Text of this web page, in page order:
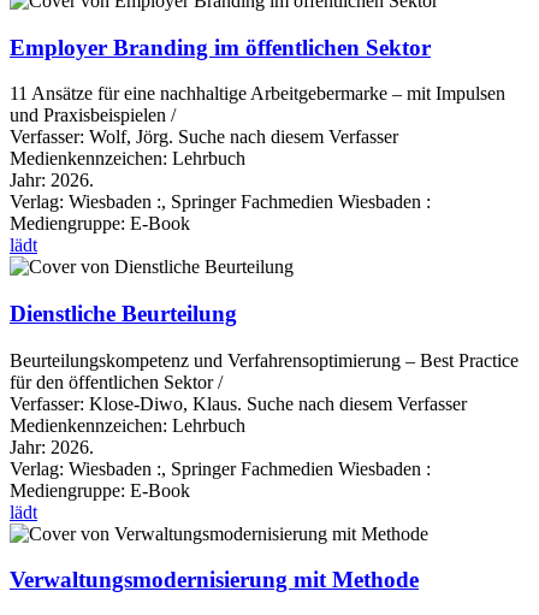
Employer Branding im öffentlichen Sektor
11 Ansätze für eine nachhaltige Arbeitgebermarke – mit Impulsen
und Praxisbeispielen /
Verfasser: Wolf, Jörg. Suche nach diesem Verfasser
Medienkennzeichen: Lehrbuch
Jahr: 2026.
Verlag: Wiesbaden :, Springer Fachmedien Wiesbaden :
Mediengruppe: E-Book
lädt
Dienstliche Beurteilung
Beurteilungskompetenz und Verfahrensoptimierung – Best Practice
für den öffentlichen Sektor /
Verfasser: Klose-Diwo, Klaus. Suche nach diesem Verfasser
Medienkennzeichen: Lehrbuch
Jahr: 2026.
Verlag: Wiesbaden :, Springer Fachmedien Wiesbaden :
Mediengruppe: E-Book
lädt
Verwaltungsmodernisierung mit Methode